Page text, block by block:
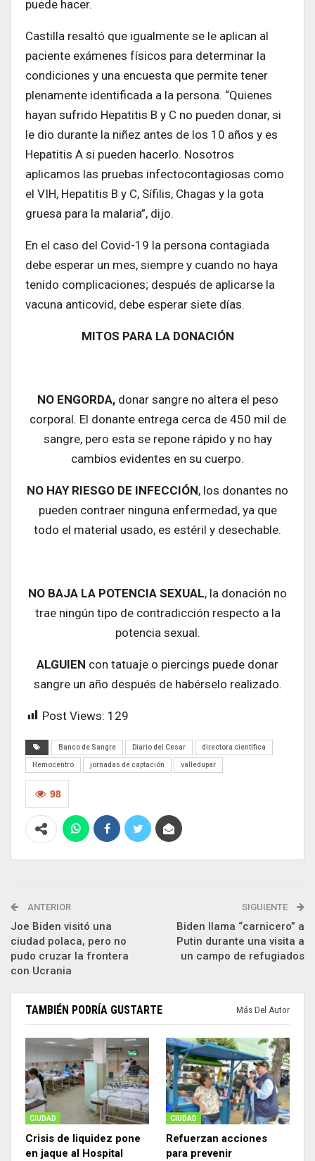
puede hacer.
Castilla resaltó que igualmente se le aplican al
paciente exámenes físicos para determinar la
condiciones y una encuesta que permite tener
plenamente identificada a la persona. “Quienes
hayan sufrido Hepatitis B y C no pueden donar, si
le dio durante la niñez antes de los 10 años y es
Hepatitis A si pueden hacerlo. Nosotros
aplicamos las pruebas infectocontagiosas como
el VIH, Hepatitis B y C, Sífilis, Chagas y la gota
gruesa para la malaria”, dijo.
En el caso del Covid-19 la persona contagiada
debe esperar un mes, siempre y cuando no haya
tenido complicaciones; después de aplicarse la
vacuna anticovid, debe esperar siete días.
MITOS PARA LA DONACIÓN
NO ENGORDA, donar sangre no altera el peso
corporal. El donante entrega cerca de 450 mil de
sangre, pero esta se repone rápido y no hay
cambios evidentes en su cuerpo.
NO HAY RIESGO DE INFECCIÓN, los donantes no
pueden contraer ninguna enfermedad, ya que
todo el material usado, es estéril y desechable.
NO BAJA LA POTENCIA SEXUAL, la donación no
trae ningún tipo de contradicción respecto a la
potencia sexual.
ALGUIEN con tatuaje o piercings puede donar
sangre un año después de habérselo realizado.
Post Views: 129
Banco de Sangre Diario del Cesar directora científica
Hemocentro jornadas de captación valledupar
98
ANTERIOR
Joe Biden visitó una
ciudad polaca, pero no
pudo cruzar la frontera
con Ucrania
SIGUIENTE
Biden llama “carnicero” a
Putin durante una visita a
un campo de refugiados
TAMBIÉN PODRÍA GUSTARTE Más Del Autor
CIUDAD
Crisis de liquidez pone
en jaque al Hospital
CIUDAD
Refuerzan acciones
para prevenir